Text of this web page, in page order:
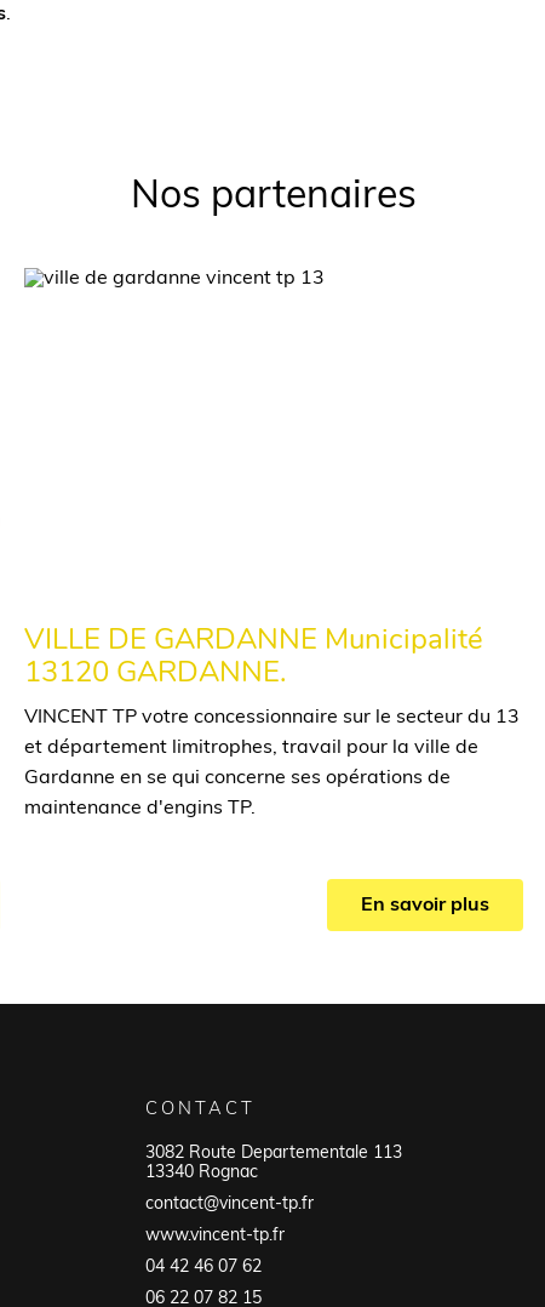
.
Nos partenaires
VILLE DE GARDANNE Municipalité
13120 GARDANNE.
VINCENT TP votre concessionnaire sur le secteur du 13
et département limitrophes, travail pour la ville de
Gardanne en se qui concerne ses opérations de
maintenance d'engins TP.
En savoir plus
CONTACT
3082 Route Departementale 113
13340 Rognac
contact@vincent-tp.fr
www.vincent-tp.fr
04 42 46 07 62
06 22 07 82 15